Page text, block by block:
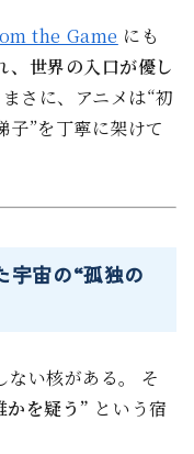
the Game にも
、世界の入口が優し
さに、アニメは“初
子”を丁寧に架けて
宙の“孤独の
ない核がある。 そ
かを疑う” という宿